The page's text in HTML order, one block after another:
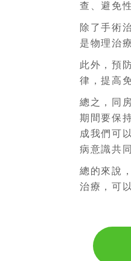
查、避免
除了手術
是物理治
此外，預
律，提高
總之，同
期間要保
成我們可
病意識共
總的來說
治療，可